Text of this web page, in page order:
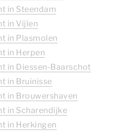
in Steendam
in Vijlen
in Plasmolen
in Herpen
in Diessen-Baarschot
in Bruinisse
in Brouwershaven
in Scharendijke
in Herkingen